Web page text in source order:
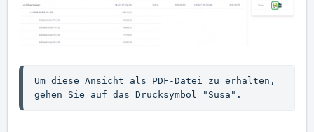
Um diese Ansicht als PDF-Datei zu erhalten,
gehen Sie auf das Drucksymbol "Susa".